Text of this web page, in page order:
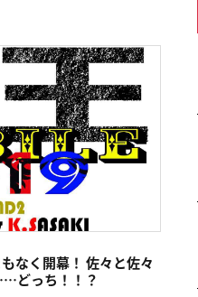
なく開幕！ 佐々と佐々
どっち！！？